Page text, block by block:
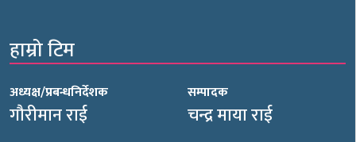
हाम्रो टिम
अध्यक्ष/प्रबन्धनिर्देशक
गौरीमान राई
सम्पादक
चन्द्र माया राई